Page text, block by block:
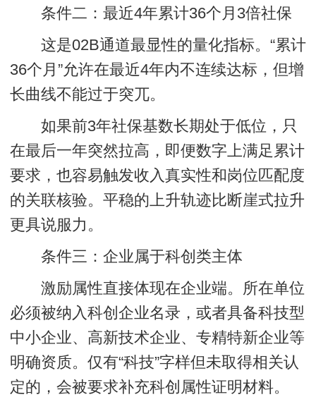
条件二：最近4年累计36个月3倍社保
这是02B通道最显性的量化指标。“累计
36个月”允许在最近4年内不连续达标，但增
长曲线不能过于突兀。
如果前3年社保基数长期处于低位，只
在最后一年突然拉高，即便数字上满足累计
要求，也容易触发收入真实性和岗位匹配度
的关联核验。平稳的上升轨迹比断崖式拉升
更具说服力。
条件三：企业属于科创类主体
激励属性直接体现在企业端。所在单位
必须被纳入科创企业名录，或者具备科技型
中小企业、高新技术企业、专精特新企业等
明确资质。仅有“科技”字样但未取得相关认
定的，会被要求补充科创属性证明材料。